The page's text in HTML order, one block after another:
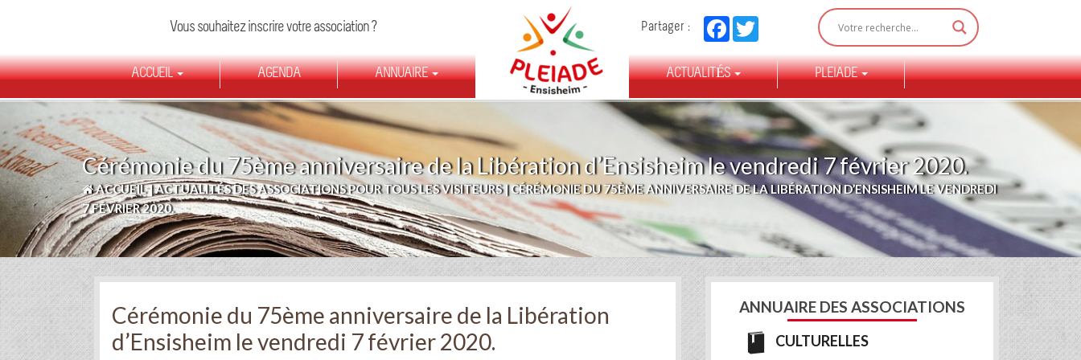
main
content
Vous souhaitez inscrire votre association ? Partager : Facebook
ACCUEIL AGENDA ANNUAIRE
FÉDÉRATION
DES
ASSOCIATIONS
D’ENSISHEIM
ACTUALITÉS PLEIADE
Cérémonie du 75ème anniversaire de la Libération d’Ensisheim le vendredi 7 février 2020.
ACCUEIL|ACTUALITÉS DES ASSOCIATIONS POUR TOUS LES VISITEURS|CÉRÉMONIE DU 75ÈME ANNIVERSAIRE DE LA LIBÉRATION D’ENSISHEIM LE VENDREDI
7 FÉVRIER 2020.
Cérémonie du 75ème anniversaire de la Libération
d’Ensisheim le vendredi 7 février 2020.
ANNUAIRE DES ASSOCIATIONS
CULTURELLES